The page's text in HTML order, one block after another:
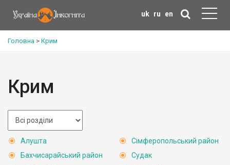
uk ru en
Головна > Крим
Крим
Алушта
Бахчисарайський район
Сімферопольський район
Судак